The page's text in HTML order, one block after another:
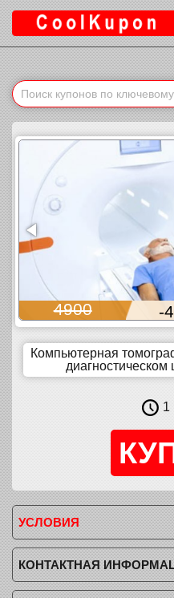
% 2350
Компьютерная
1
УСЛОВИЯ
КОНТАКТНАЯ